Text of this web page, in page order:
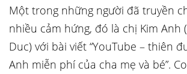
Một trong những người đã truyền
nhiều cảm hứng, đó là chị Kim Anh
Duc) với bài viết “YouTube – thiên
Anh miễn phí của cha mẹ và bé”.